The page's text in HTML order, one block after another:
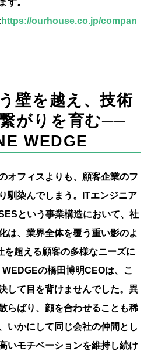
す。
https://ourhouse.co.jp/compan
壁を越え、技術
がりを育む──
WEDGE
オフィスよりも、顧客企業のフ
馴染んでしまう。ITエンジニア
という事業構造において、社
は、業界全体を覆う重い影のよ
を超える顧客の多様なニーズに
の橋田博明CEOは、こ
して目を背けませんでした。異
らばり、顔を合わせることも稀
いかにして同じ会社の仲間とし
いモチベーションを維持し続け